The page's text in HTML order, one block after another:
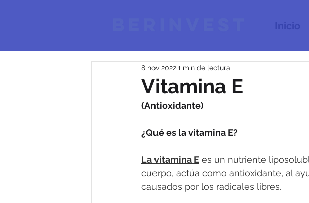
Inicio
Vitamina E
8 nov 20221 min de lectura
(Antioxidante)
¿Qué es la vitamina E?
La vitamina E es un nutriente
cuerpo, actúa como antioxidante, al
causados por los radicales libres.